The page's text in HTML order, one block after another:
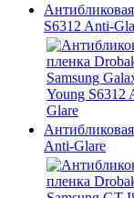
S6312 Anti-
Anti-Glare